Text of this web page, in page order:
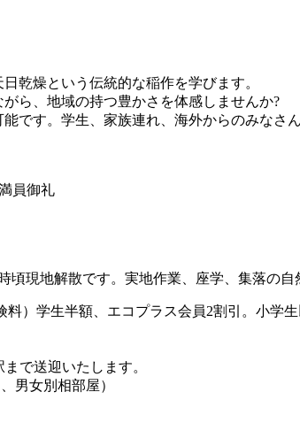
乾燥という伝統的な稲作を学びます。
ら、地域の持つ豊かさを体感しませんか?
です。学生、家族連れ、海外からのみなさ
員御礼
現地解散です。実地作業、座学、集落の
料）学生半額、エコプラス会員2割引。小
で送迎いたします。
男女別相部屋）